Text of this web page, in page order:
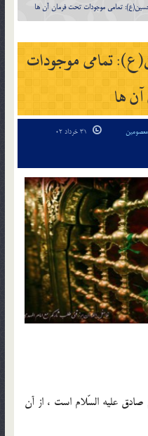
حسین(ع): تمامى موجودات تحت فرمان آن ها
تمامى موجودات
ها
عليه السّلام است ، از آن